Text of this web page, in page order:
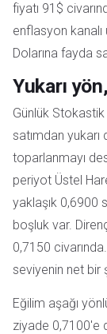
fiyatı 91$
enflasyon
Dolarına fayda
Yukarı
Günlük Stokastik
satımdan
toparlanmayı
periyot Üstel
yaklaşık 0,6900
boşluk var.
0,7150
seviyenin net bir
Eğilim aşağı
ziyade 0,7100'e